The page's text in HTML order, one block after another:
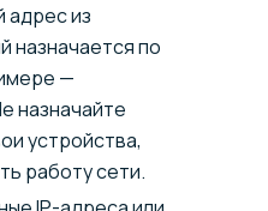
адрес из
назначается по
—
назначайте
устройства,
работу сети.